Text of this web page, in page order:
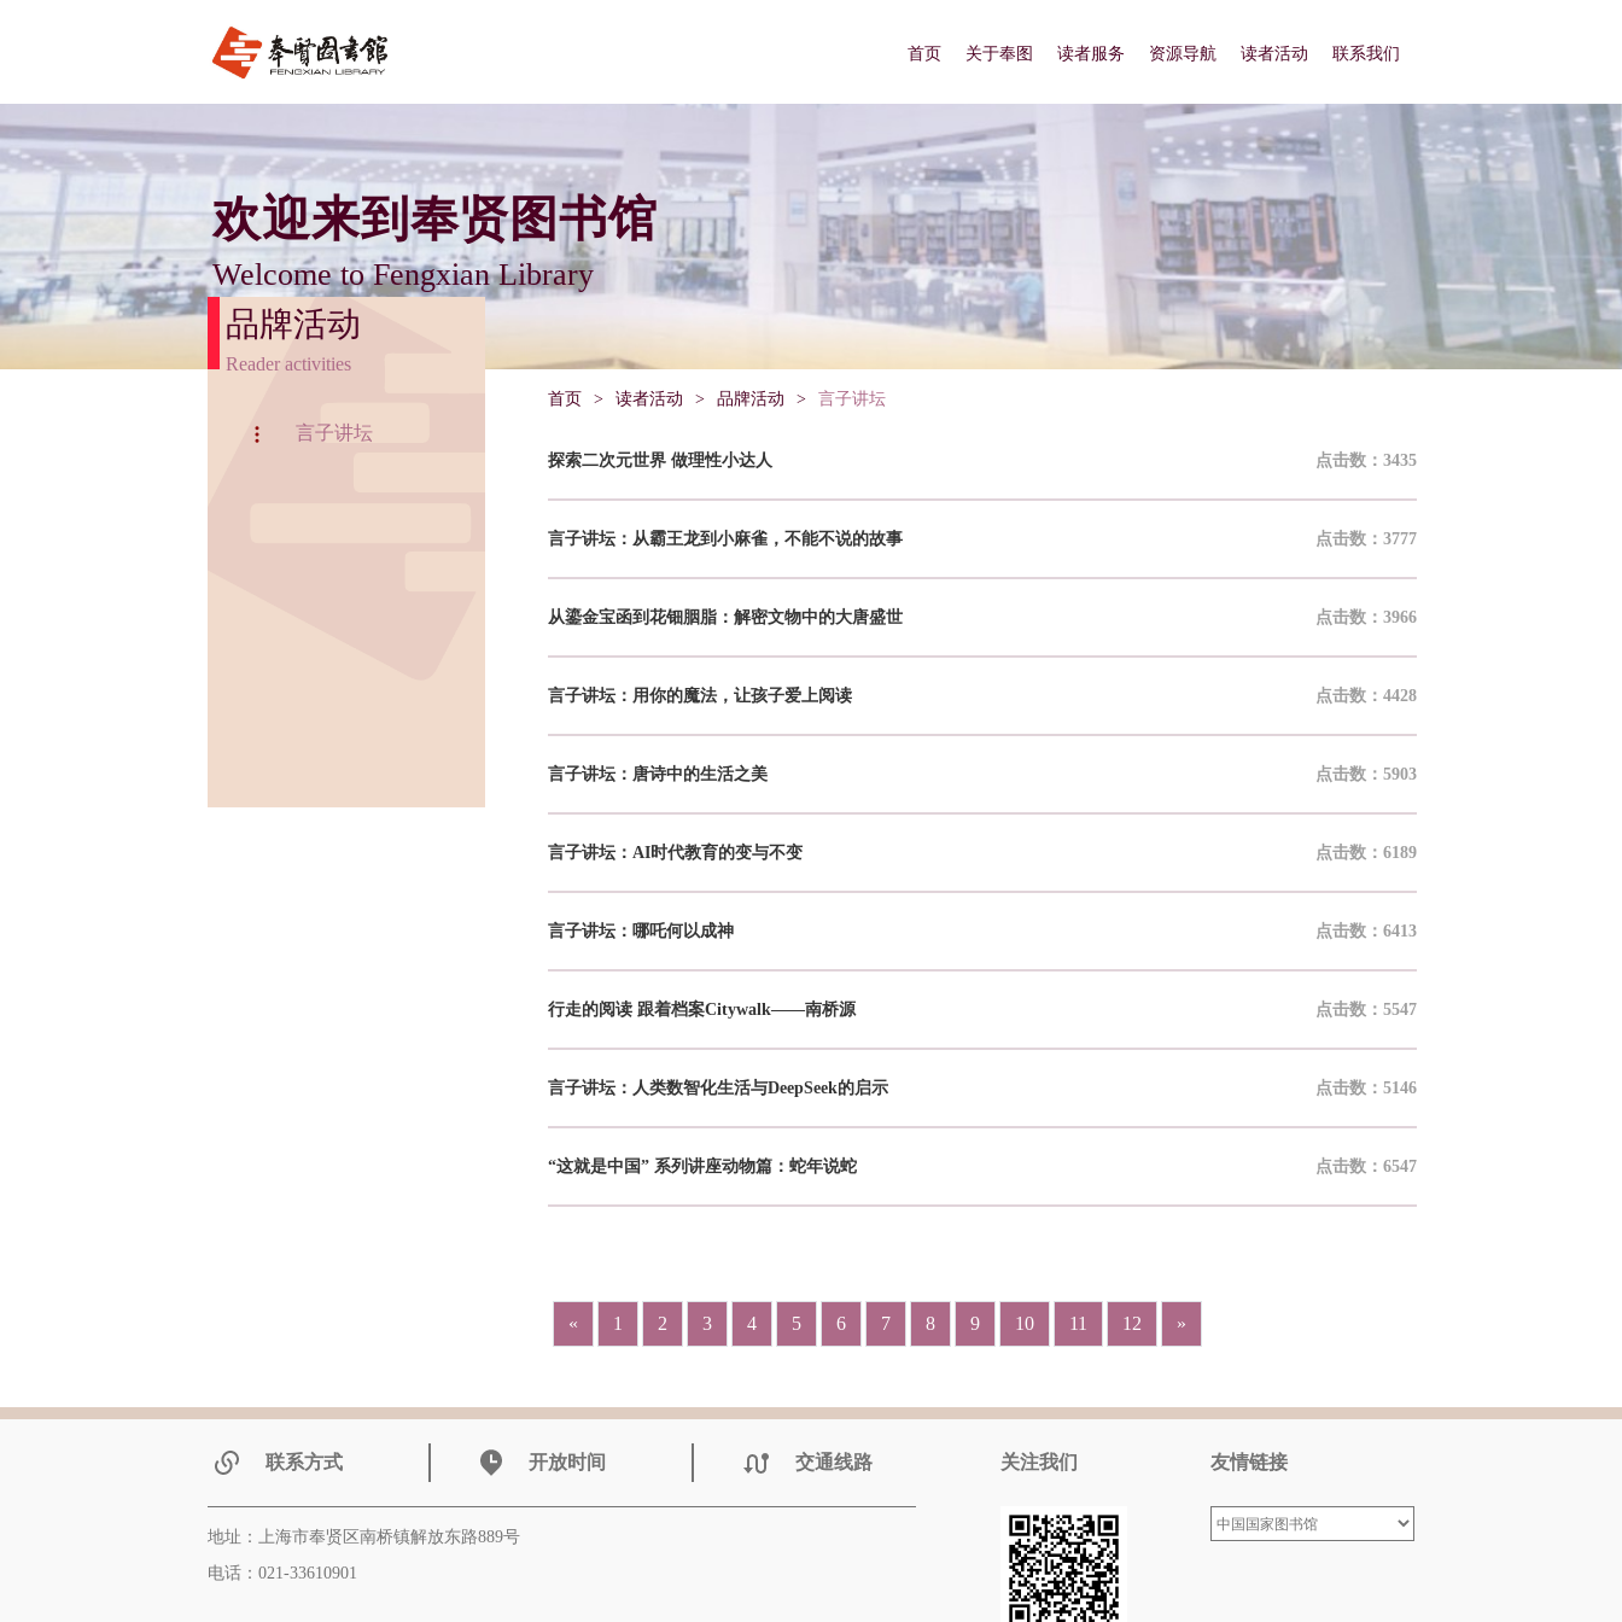
首页 关于奉图 读者服务 资源导航 读者活动 联系我们
欢迎来到奉贤图书馆
Welcome to Fengxian Library
品牌活动
Reader activities
言子讲坛
首页 > 读者活动 > 品牌活动 > 言子讲坛
探索二次元世界 做理性小达人 点击数：3435
言子讲坛：从霸王龙到小麻雀，不能不说的故事 点击数：3777
从鎏金宝函到花钿胭脂：解密文物中的大唐盛世 点击数：3966
言子讲坛：用你的魔法，让孩子爱上阅读 点击数：4428
言子讲坛：唐诗中的生活之美 点击数：5903
言子讲坛：AI时代教育的变与不变 点击数：6189
言子讲坛：哪吒何以成神 点击数：6413
行走的阅读 跟着档案Citywalk——南桥源 点击数：5547
言子讲坛：人类数智化生活与DeepSeek的启示 点击数：5146
“这就是中国” 系列讲座动物篇：蛇年说蛇 点击数：6547
« 1 2 3 4 5 6 7 8 9 10 11 12 »
联系方式 开放时间 交通线路
地址：上海市奉贤区南桥镇解放东路889号
电话：021-33610901
关注我们 友情链接